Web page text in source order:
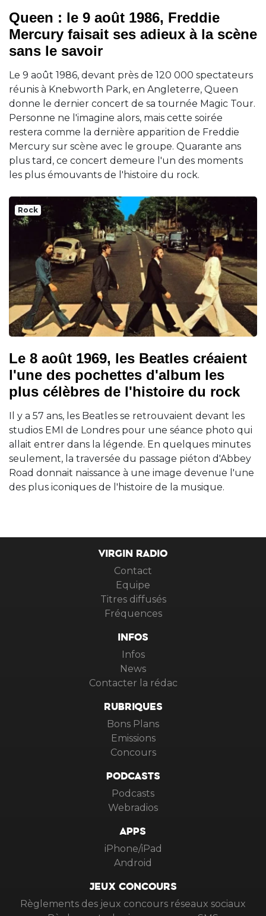
Queen : le 9 août 1986, Freddie
Mercury faisait ses adieux à la scène
sans le savoir
Le 9 août 1986, devant près de 120 000 spectateurs
réunis à Knebworth Park, en Angleterre, Queen
donne le dernier concert de sa tournée Magic Tour.
Personne ne l'imagine alors, mais cette soirée
restera comme la dernière apparition de Freddie
Mercury sur scène avec le groupe. Quarante ans
plus tard, ce concert demeure l'un des moments
les plus émouvants de l'histoire du rock.
Rock
Le 8 août 1969, les Beatles créaient
l'une des pochettes d'album les
plus célèbres de l'histoire du rock
Il y a 57 ans, les Beatles se retrouvaient devant les
studios EMI de Londres pour une séance photo qui
allait entrer dans la légende. En quelques minutes
seulement, la traversée du passage piéton d'Abbey
Road donnait naissance à une image devenue l'une
des plus iconiques de l'histoire de la musique.
VIRGIN RADIO
Contact
Equipe
Titres diffusés
Fréquences
INFOS
Infos
News
Contacter la rédac
RUBRIQUES
Bons Plans
Emissions
Concours
PODCASTS
Podcasts
Webradios
APPS
iPhone/iPad
Android
JEUX CONCOURS
Règlements des jeux concours réseaux sociaux